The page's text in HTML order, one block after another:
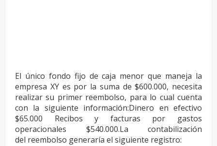
El único fondo fijo de caja menor que maneja la
empresa XY es por la suma de $600.000, necesita
realizar su primer reembolso, para lo cual cuenta
con la siguiente información:Dinero en efectivo
$65.000 Recibos y facturas por gastos
operacionales $540.000.La contabilización
del reembolso generaría el siguiente registro: